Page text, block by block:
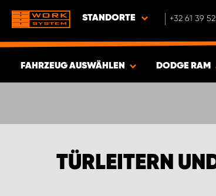
STANDORTE +32 61 39
FAHRZEUG AUSWÄHLEN
ARTIKEL
DODGE RAM
TÜRLEITERN